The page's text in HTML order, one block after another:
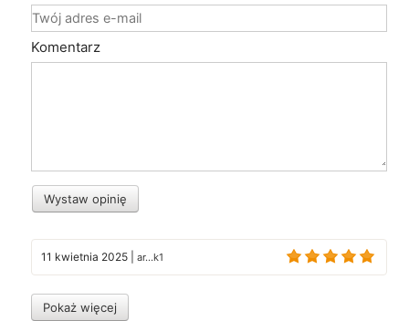
Komentarz
Wystaw opinię
11 kwietnia 2025 ar...k1
Pokaż więcej